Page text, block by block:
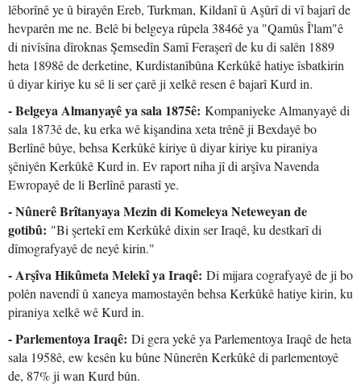
lêborînê ye û birayên Ereb, Turkman, Kildanî û Aşûrî di vî bajarî de
hevparên me ne. Belê bi belgeya rûpela 3846ê ya "Qamûs Î'lam"ê
di nivîsîna dîroknas Şemsedîn Samî Feraşerî de ku di salên 1889
heta 1898ê de derketine, Kurdistanîbûna Kerkûkê hatiye îsbatkirin
û diyar kiriye ku sê li ser çarê ji xelkê resen ê bajarî Kurd in.
- Belgeya Almanyayê ya sala 1875ê: Kompaniyeke Almanyayê di
sala 1873ê de, ku erka wê kişandina xeta trênê ji Bexdayê bo
Berlînê bûye, behsa Kerkûkê kiriye û diyar kiriye ku piraniya
şêniyên Kerkûkê Kurd in. Ev raport niha jî di arşîva Navenda
Ewropayê de li Berlînê parastî ye.
- Nûnerê Brîtanyaya Mezin di Komeleya Neteweyan de
gotibû: "Bi şertekî em Kerkûkê dixin ser Iraqê, ku destkarî di
dîmografyayê de neyê kirin."
- Arşîva Hikûmeta Melekî ya Iraqê: Di mijara cografyayê de ji bo
polên navendî û xaneya mamostayên behsa Kerkûkê hatiye kirin, ku
piraniya xelkê wê Kurd in.
- Parlementoya Iraqê: Di gera yekê ya Parlementoya Iraqê de heta
sala 1958ê, ew kesên ku bûne Nûnerên Kerkûkê di parlementoyê
de, 87% ji wan Kurd bûn.